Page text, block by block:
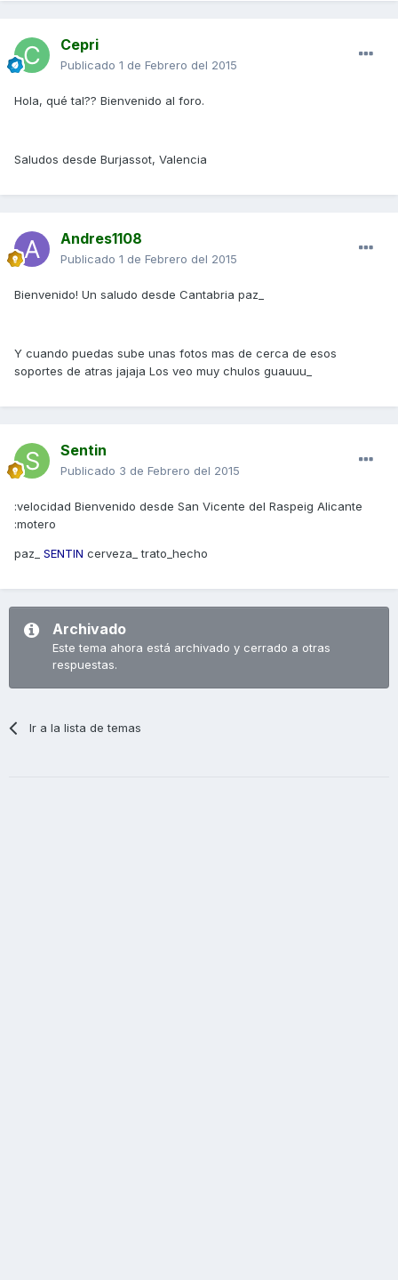
Cepri
Publicado 1 de Febrero del 2015
Hola, qué tal?? Bienvenido al foro.
Saludos desde Burjassot, Valencia
Andres1108
Publicado 1 de Febrero del 2015
Bienvenido! Un saludo desde Cantabria paz_
Y cuando puedas sube unas fotos mas de cerca de esos
soportes de atras jajaja Los veo muy chulos guauuu_
Sentin
Publicado 3 de Febrero del 2015
:velocidad Bienvenido desde San Vicente del Raspeig Alicante
:motero
paz_ SENTIN cerveza_ trato_hecho
Archivado
Este tema ahora está archivado y cerrado a otras
respuestas.
Ir a la lista de temas